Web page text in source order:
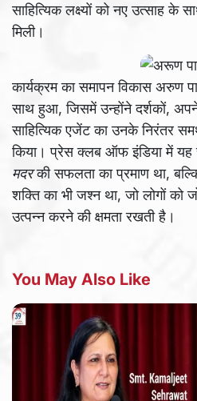
साहित्यिक लक्ष्यों को नए उत्साह के
मिली।
कार्यक्रम का समापन विकास अरुण
साथ हुआ, जिसमें उन्होंने दर्शकों,
साहित्यिक एजेंट का उनके निरंतर
किया। प्रेस क्लब ऑफ इंडिया में यह
मदरकी सफलता का प्रमाण था,
शक्ति का भी जश्न था, जो लोगों को
उत्पन्न करने की क्षमता रखती है।
You May Also Like